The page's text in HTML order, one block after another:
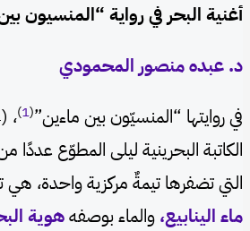
أغنية البحر في رواية “المنسيون
د. عبده منصور المحمودي
في روايتها “المنسيّون بين ماءين”(
1
)
الكاتبة البحرينية ليلى المطوّع عددًا
التي تضفرها تيمةٌ مركزية واحدة، هي
ماء الينابيع، والماء بوصفههوية